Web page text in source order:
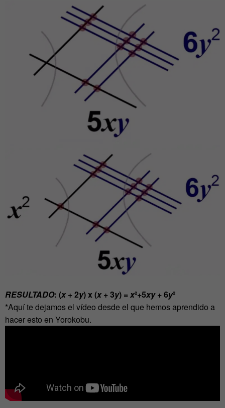
RESULTADO: (x+ 2y) x (x+ 3y) =x²+5xy+ 6y²
*Aquí te dejamos el vídeo desde el que hemos aprendido a
hacer esto en Yorokobu.